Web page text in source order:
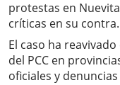
protestas en
críticas en su contra.
El caso ha
del PCC en
oficiales y